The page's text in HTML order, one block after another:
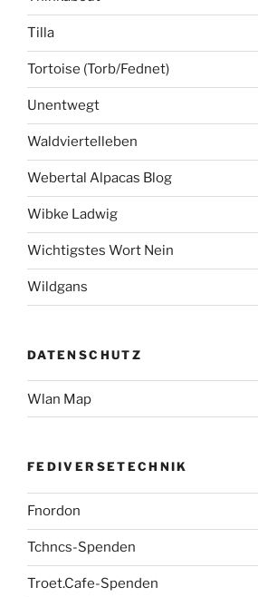
Tilla
Tortoise (Torb/Fednet)
Unentwegt
Waldviertelleben
Webertal Alpacas Blog
Wibke Ladwig
Wichtigstes Wort Nein
Wildgans
DATENSCHUTZ
Wlan Map
FEDIVERSETECHNIK
Fnordon
Tchncs-Spenden
Troet.Cafe-Spenden